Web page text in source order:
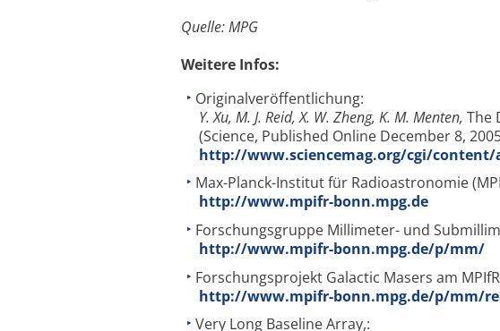
Quelle: MPG
Weitere Infos:
Originalveröffentlichung:
Y. Xu, M. J. Reid, X. W. Zheng, K. M. Menten, The
(Science, Published Online December 8,
http://www.sciencemag.org/cgi/content/
Max-Planck-Institut für Radioastronomie
http://www.mpifr-bonn.mpg.de
Forschungsgruppe Millimeter- und
http://www.mpifr-bonn.mpg.de/p/mm/
Forschungsprojekt Galactic Masers am
http://www.mpifr-bonn.mpg.de/p/mm/
Very Long Baseline Array,: